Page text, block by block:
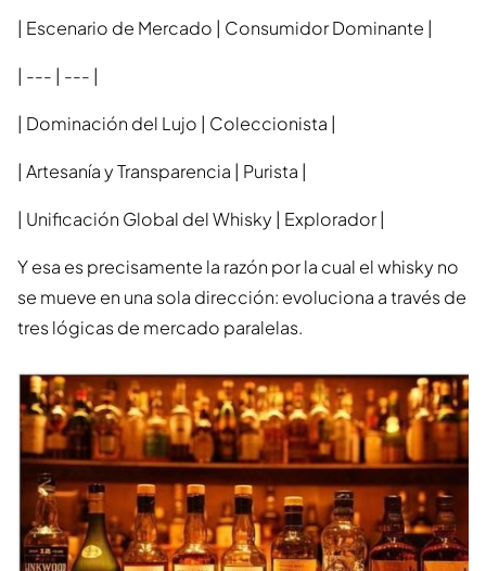
| Escenario de Mercado | Consumidor Dominante |
| --- | --- |
| Dominación del Lujo | Coleccionista |
| Artesanía y Transparencia | Purista |
| Unificación Global del Whisky | Explorador |
Y esa es precisamente la razón por la cual el whisky no
se mueve en una sola dirección: evoluciona a través de
tres lógicas de mercado paralelas.